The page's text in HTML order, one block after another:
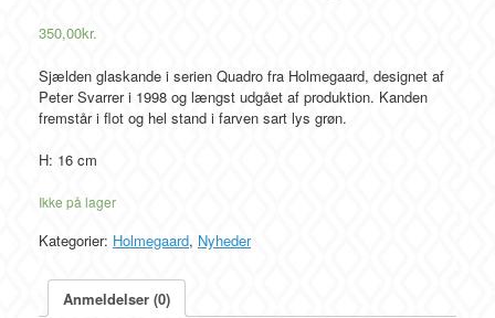
350,00kr.
Sjælden glaskande i serien Quadro fra Holmegaard, designet af
Peter Svarrer i 1998 og længst udgået af produktion. Kanden
fremstår i flot og hel stand i farven sart lys grøn.
H: 16 cm
Ikke på lager
Kategorier: Holmegaard, Nyheder
Anmeldelser (0)